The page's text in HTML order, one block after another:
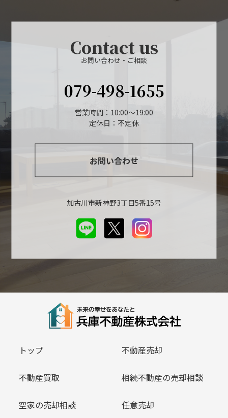
Contact us
お問い合わせ・ご相談
079-498-1655
営業時間：10:00～19:00
定休日：不定休
お問い合わせ
加古川市新神野3丁目5番15号
トップ 不動産売却
不動産買取 相続不動産の売却相談
空家の売却相談 任意売却